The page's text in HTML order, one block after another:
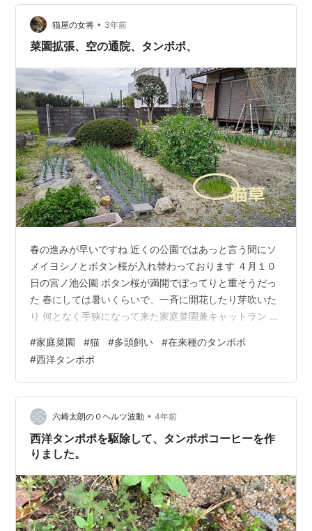
末ですが、川面には葦の角が伸び始めていました。
猫屋の女将 • 3年前
菜園拡張、空の通院、タンポポ、
春の進みが早いですね 近くの公園ではあっと言う間にソ
メイヨシノとボタン桜が入れ替わっております ４月１０
日の宮ノ池公園 ボタン桜が満開でぼってりと重そうだっ
た 春にしては暑いくらいで、一斉に開花したり芽吹いた
り 何となく手狭になって来た家庭菜園兼キャットラン ま
じはします、お恥ずかしい ゴーヤの芽が出たら整備予定
です 少し 拡張 したくなりました 今の菜園の南側は 柘植
の樹を植木屋さんに伐採していただいたので空間がＧＥ
Ｔできてます ので 地面を掘って 菜園を拡張 しようと思
ったわけです この場所です 地面がカチカチなうえに 鍬
が石に当たり、…
#家庭菜園 #猫 #多頭飼い #在来種のタンポポ
#西洋タンポポ
六崎太朗の０ヘルツ波動 • 4年前
西洋タンポポを駆除して、タンポポコーヒーを作
りました。